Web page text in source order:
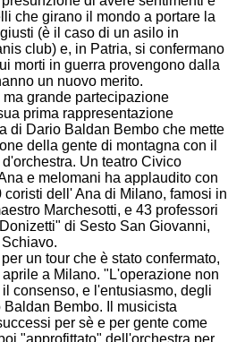
che girano il mondo a portare la
(è il caso di un asilo in
club) e, in Patria, si confermano
morti in guerra provengono dalla
un nuovo merito.
ma grande partecipazione
prima rappresentazione
di Dario Baldan Bembo che mette
della gente di montagna con il
Un teatro Civico
e melomani ha applaudito con
dell' Ana di Milano, famosi in
Marchesotti, e 43 professori
di Sesto San Giovanni,
un tour che è stato confermato,
a Milano. "L'operazione non
consenso, e l'entusiasmo, degli
Bembo. Il musicista
per sè e per gente come
"approfittato" dell'orchestra per